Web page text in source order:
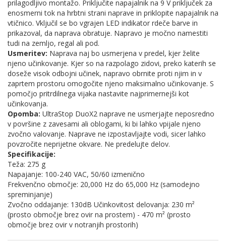
prilagodljivo montažo. Priključite napajalnik na 9 V priključek za
enosmerni tok na hrbtni strani naprave in priklopite napajalnik na
vtičnico. Vključil se bo vgrajen LED indikator rdeče barve in
prikazoval, da naprava obratuje. Napravo je močno namestiti
tudi na zemljo, regal ali pod.
Usmeritev: Naprava naj bo usmerjena v predel, kjer želite
njeno učinkovanje. Kjer so na razpolago zidovi, preko katerih se
doseže visok odbojni učinek, napravo obrnite proti njim in v
zaprtem prostoru omogočite njeno maksimalno učinkovanje. S
pomočjo pritrdilnega vijaka nastavite najprimernejši kot
učinkovanja.
Opomba: UltraStop DuoX2 naprave ne usmerjajte neposredno
v površine z zavesami ali oblogami, ki bi lahko vpijale njeno
zvočno valovanje. Naprave ne izpostavljajte vodi, sicer lahko
povzročite neprijetne okvare. Ne predelujte delov.
Specifikacije:
Teža: 275 g
Napajanje: 100-240 VAC, 50/60 izmenično
Frekvenčno območje: 20,000 Hz do 65,000 Hz (samodejno
spreminjanje)
Zvočno oddajanje: 130dB Učinkovitost delovanja: 230 m²
(prosto območje brez ovir na prostem) - 470 m² (prosto
območje brez ovir v notranjih prostorih)